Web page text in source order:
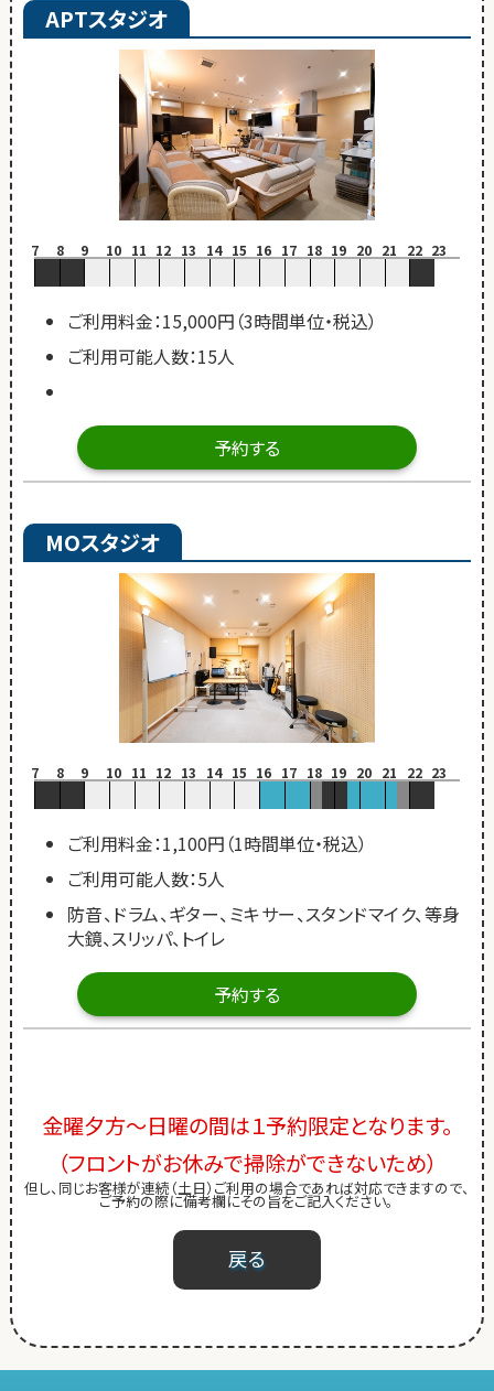
APTスタジオ
7 8 9 10 11 12 13 14 15 16 17 18 19 20 21 22 23
ご利用料金：15,000円（3時間単位・税込）
ご利用可能人数：15人
予約する
MOスタジオ
7 8 9 10 11 12 13 14 15 16 17 18 19 20 21 22 23
ご利用料金：1,100円（1時間単位・税込）
ご利用可能人数：5人
防音、ドラム、ギター、ミキサー、スタンドマイク、等身
大鏡、スリッパ、トイレ
予約する
金曜夕方～日曜の間は１予約限定となります。
（フロントがお休みで掃除ができないため）
但し、同じお客様が連続（土日）ご利用の場合であれば対応できますので、
ご予約の際に備考欄にその旨をご記入ください。
戻る